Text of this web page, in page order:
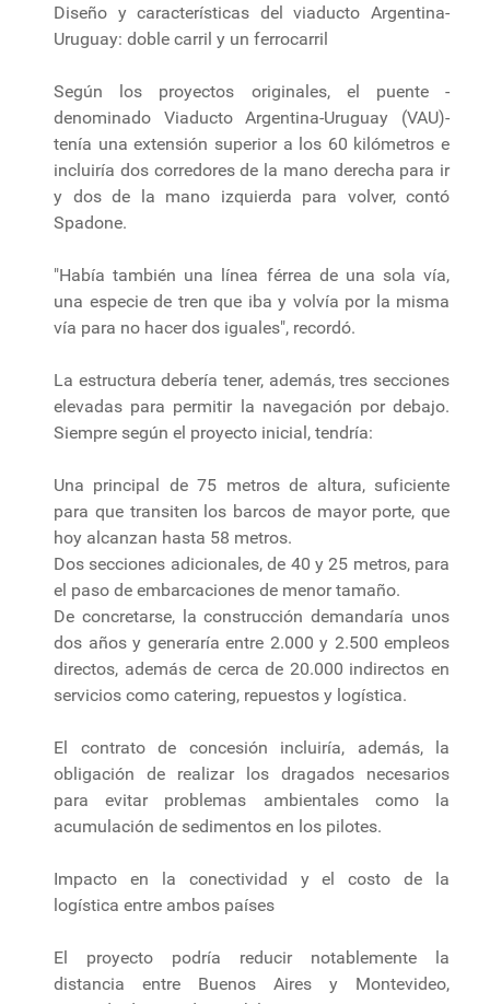
Diseño y características del viaducto Argentina-
Uruguay: doble carril y un ferrocarril
Según los proyectos originales, el puente -
denominado Viaducto Argentina-Uruguay (VAU)-
tenía una extensión superior a los 60 kilómetros e
incluiría dos corredores de la mano derecha para ir
y dos de la mano izquierda para volver, contó
Spadone.
"Había también una línea férrea de una sola vía,
una especie de tren que iba y volvía por la misma
vía para no hacer dos iguales", recordó.
La estructura debería tener, además, tres secciones
elevadas para permitir la navegación por debajo.
Siempre según el proyecto inicial, tendría:
Una principal de 75 metros de altura, suficiente
para que transiten los barcos de mayor porte, que
hoy alcanzan hasta 58 metros.
Dos secciones adicionales, de 40 y 25 metros, para
el paso de embarcaciones de menor tamaño.
De concretarse, la construcción demandaría unos
dos años y generaría entre 2.000 y 2.500 empleos
directos, además de cerca de 20.000 indirectos en
servicios como catering, repuestos y logística.
El contrato de concesión incluiría, además, la
obligación de realizar los dragados necesarios
para evitar problemas ambientales como la
acumulación de sedimentos en los pilotes.
Impacto en la conectividad y el costo de la
logística entre ambos países
El proyecto podría reducir notablemente la
distancia entre Buenos Aires y Montevideo,